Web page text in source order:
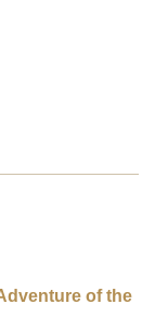
of the